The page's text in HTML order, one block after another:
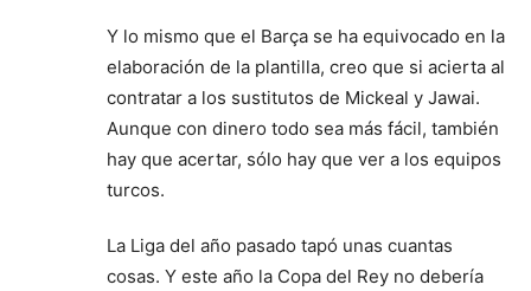
Y lo mismo que el Barça se ha equivocado en la
elaboración de la plantilla, creo que si acierta al
contratar a los sustitutos de Mickeal y Jawai.
Aunque con dinero todo sea más fácil, también
hay que acertar, sólo hay que ver a los equipos
turcos.
La Liga del año pasado tapó unas cuantas
cosas. Y este año la Copa del Rey no debería